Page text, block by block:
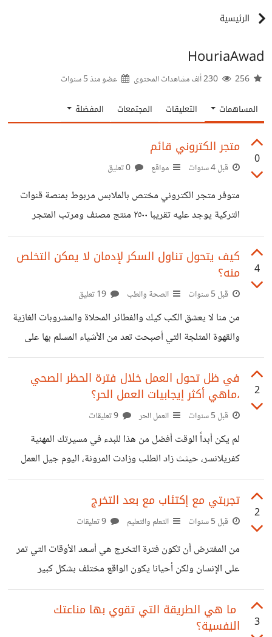
الرئيسية
HouriaAwad
عضو منذ5 سنوات
المساهمات التعليقات المجتمعات المفضلة
0
متجر الكتروني قائم
قبل 4 سنوات مواقع
متوفر متجر الكتروني مختص بالملابس مربوط بمنصة قنوات
التركية يوجد عليه تقريبا ٢٥٠٠ منتج مصنف ومرتب المتجر
محجوز من ضمن منصة زد عليه مبيعات المتجر يستهدف الخليج
العربي والسعودية خاصة والوطن العربي عامة المتجر حديث منذ
٦ شهور فقط بيع لعدم التفرغ للعمل مع العلم انه يمكن إضافة
منتجات متنوعة من منصة قنوات (ملابس أحذية اكسسوارات
عفش وسجاد وغيرها)
4
كيف يتحول تناول السكر لإدمان لا يمكن التخلص
منه؟
قبل 5 سنوات الصحة والطب
من منا لا يعشق الكب كيك والفطائر المحلاة والمشروبات الغازية
والقهوة المثلجة التي أصبحت تعد من الأشياء المسلم بها على
طاولة الطعام كل يوم والتي أصبح من شبه المستحيل تجنبها
،ولكن لماذا يعد إدمان السكر هو مشكلة حقيقية وكبيرة ؟ السكر
مثل أي مادة مسببة للإدمان يؤثر على مسارات الدماغ مما يؤدي
للإدمان مع مرور الوقت. وقد أظهرت الدراسات بأن السكر ينشط
مستقبلات الأفيون والإدمان مما يؤدي إلى سلوكيات شبيهة
بسلوكيات المدمنين. ونجد هؤلاء الناس يستخدمون سكر الطعام
2
في ظل تحول العمل خلال فترة الحظر الصحي
،ماهي أكثر إيجابيات العمل الحر؟
قبل 5 سنوات العمل الحر
لم يكن أبداً الوقت أفضل من هذا للبدء في مسيرتك المهنية
كفريلانسر، حيثث زاد الطلب وزادت المرونة، اليوم جيل العمل
الحر يحول عقود العمل الحرة إلى أداة قوية يستعملها العاملون
لكسب إحتياجاتهم. واختيار الحياة التي يريدون عيشها وسرد
الحكاية التي يردون إسماعها للعالم. يستعد العمل الحر ليكون قوة
إحصائيات تقول بأنه بحلول العام 2027م سيكون عدد كبير أو ما
يقارب لنصف العمال يعملون في مجال العمل الحر هذا العدد كبير
جداً
2
تجربتي مع إكتئاب مع بعد التخرج
قبل 5 سنوات التعلم والتعليم
من المفترض أن تكون فترة التخرج هي أسعد الأوقات التي تمر
على الإنسان ولكن أحيانا يكون الواقع مختلف بشكل كبير
والحقيقة أن التكيف مع الحياة بعد الجامعة ليس بالأمر السهل.
فجميعنا ننتظر بلهفة يوم التخرج من الجامعة لإتمام كل ما نحلم
به ونقوم بتأجيله خلال سنوات الدراسة بسبب عدم وجود الوقت
3
​ ما هي الطريقة التي تقوي بها مناعتك
النفسية؟